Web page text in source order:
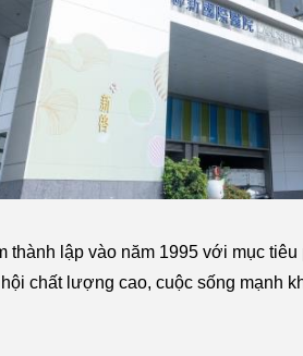
thành lập vào năm 1995 với mục
chất lượng cao, cuộc sống mạnh